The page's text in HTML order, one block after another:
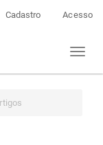
Cadastro Acesso
Toggle